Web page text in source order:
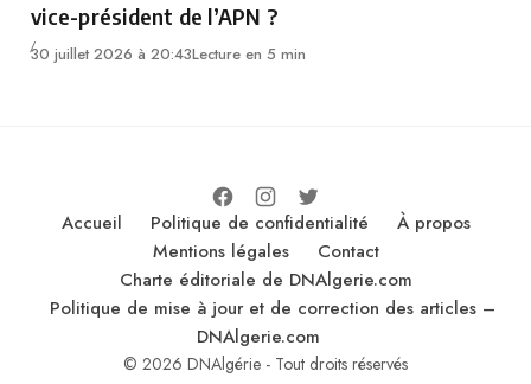
vice-président de l’APN ?
30 juillet 2026 à 20:43Lecture en 5 min
Accueil Politique de confidentialité
À propos
Mentions légales
Contact
Charte éditoriale de DNAlgerie.com
Politique de mise à jour et de correction des articles –
DNAlgerie.com
© 2026 DNAlgérie - Tout droits réservés